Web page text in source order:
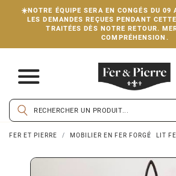
☀️NOTRE ÉQUIPE SERA EN CONGÉS DU 09
LES DEMANDES REÇUES PENDANT
TRAITÉES DÈS NOTRE RETOUR.
COMPRÉHENSION.
FER ET PIERRE MOBILIER EN FER FORGÉ LIT